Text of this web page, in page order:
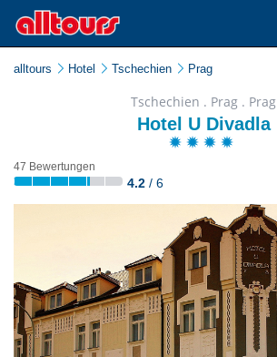
alltours Hotel Tschechien Prag
Tschechien . Prag . Prag
Hotel U Divadla
47 Bewertungen
4.2 / 6